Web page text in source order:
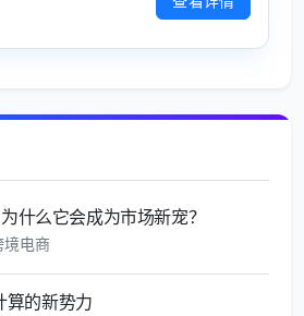
什么它会成为市场新宠？
境电商
算的新势力